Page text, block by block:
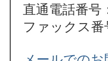
直通電話番号
ファックス番